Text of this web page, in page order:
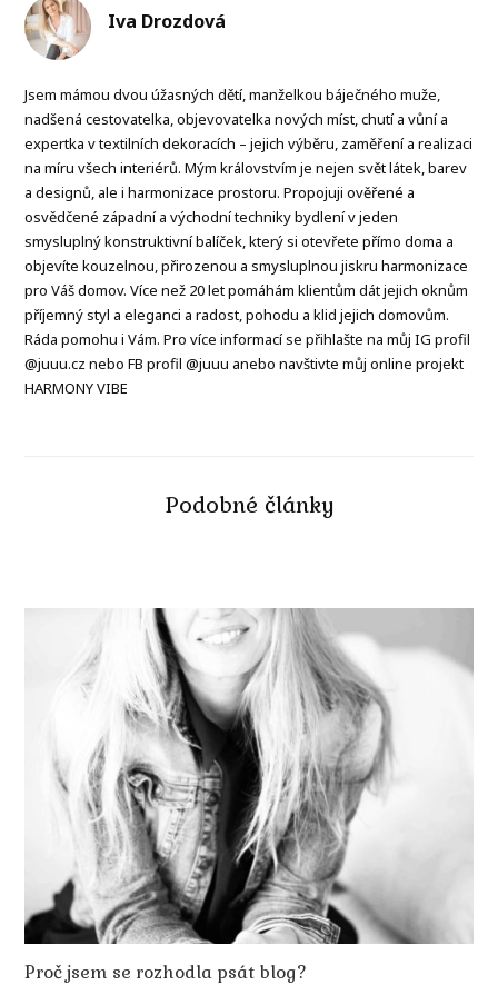
Iva Drozdová
Jsem mámou dvou úžasných dětí, manželkou báječného muže,
nadšená cestovatelka, objevovatelka nových míst, chutí a vůní a
expertka v textilních dekoracích – jejich výběru, zaměření a realizaci
na míru všech interiérů. Mým královstvím je nejen svět látek, barev
a designů, ale i harmonizace prostoru. Propojuji ověřené a
osvědčené západní a východní techniky bydlení v jeden
smysluplný konstruktivní balíček, který si otevřete přímo doma a
objevíte kouzelnou, přirozenou a smysluplnou jiskru harmonizace
pro Váš domov. Více než 20 let pomáhám klientům dát jejich oknům
příjemný styl a eleganci a radost, pohodu a klid jejich domovům.
Ráda pomohu i Vám. Pro více informací se přihlašte na můj IG profil
@juuu.cz nebo FB profil @juuu anebo navštivte můj online projekt
HARMONY VIBE
Podobné články
Proč jsem se rozhodla psát blog?